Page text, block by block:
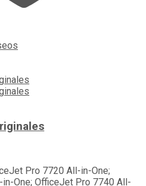
Pro 7720 All-in-One;
One; OfficeJet Pro 7740 All-